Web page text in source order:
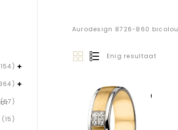
Aurodesign 8726-B60
Enig resultaat
(67)
(15)